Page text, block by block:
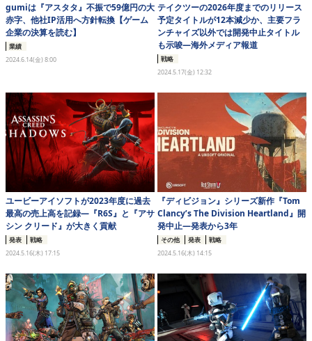
gumiは『アスタタ』不振で59億円の大
赤字、他社IP活用へ方針転換【ゲーム
企業の決算を読む】
業績
2024.6.14(金) 8:00
テイクツーの2026年度までのリリース
予定タイトルが12本減少か、主要フラ
ンチャイズ以外では開発中止タイトル
も示唆―海外メディア報道
戦略
2024.5.17(金) 12:32
ユービーアイソフトが2023年度に過去
最高の売上高を記録―『R6S』と『アサ
シン クリード』が大きく貢献
発表
戦略
2024.5.16(木) 17:15
『ディビジョン』シリーズ新作『Tom
Clancy’s The Division Heartland』開
発中止―発表から3年
その他 発表
戦略
2024.5.16(木) 14:15